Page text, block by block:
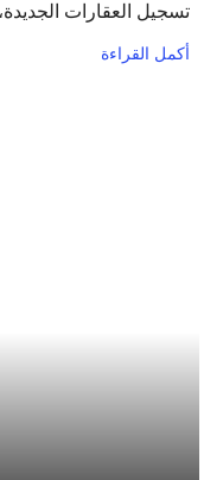
تسجيل العقارات
أكمل القراءة